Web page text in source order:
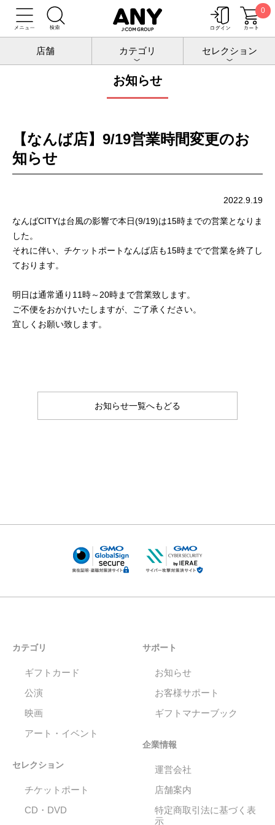
0
店舗 カテゴリ セレクション
トップ お知らせ
お知らせ
【なんば店】9/19営業時間変更のお
知らせ
2022.9.19
なんばCITYは台風の影響で本日(9/19)は15時までの営業となりま
した。
それに伴い、チケットポートなんば店も15時までで営業を終了し
ております。
明日は通常通り11時～20時まで営業致します。
ご不便をおかけいたしますが、ご了承ください。
宜しくお願い致します。
お知らせ一覧へもどる
カテゴリ
ギフトカード
公演
映画
アート・イベント
セレクション
チケットポート
CD・DVD
サポート
お知らせ
お客様サポート
ギフトマナーブック
企業情報
運営会社
店舗案内
特定商取引法に基づく表
示